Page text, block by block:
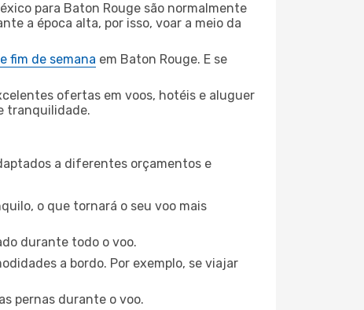
para Baton Rouge são normalmente
a época alta, por isso, voar a meio da
fim de semana em Baton Rouge. E se
ofertas em voos, hotéis e aluguer
tranquilidade.
a diferentes orçamentos e
o que tornará o seu voo mais
durante todo o voo.
a bordo. Por exemplo, se viajar
pernas durante o voo.